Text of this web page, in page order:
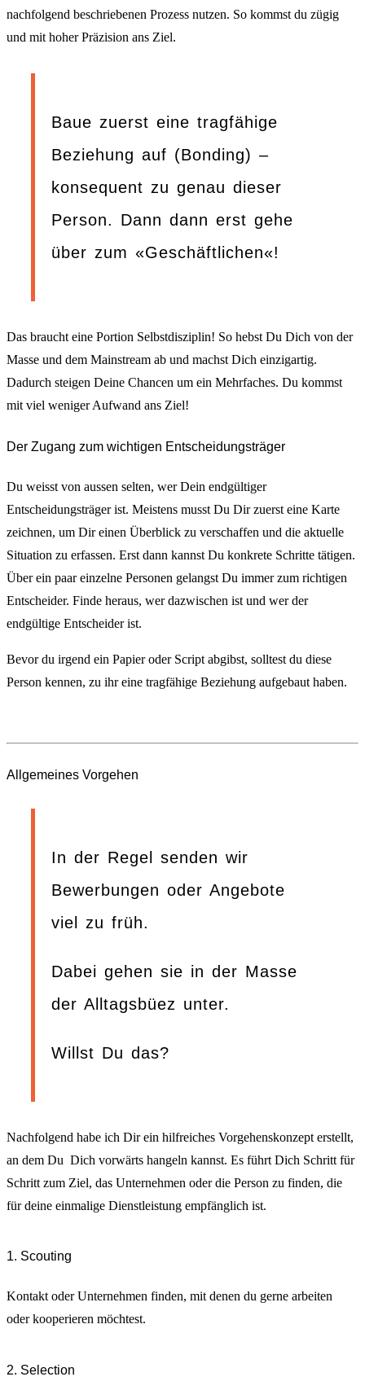
nachfolgend beschriebenen Prozess nutzen. So kommst du zügig
und mit hoher Präzision ans Ziel.
Baue zuerst eine tragfähige
Beziehung auf (Bonding) –
konsequent zu genau dieser
Person. Dann dann erst gehe
über zum «Geschäftlichen«!
Das braucht eine Portion Selbstdisziplin! So hebst Du Dich von der
Masse und dem Mainstream ab und machst Dich einzigartig.
Dadurch steigen Deine Chancen um ein Mehrfaches. Du kommst
mit viel weniger Aufwand ans Ziel!
Der Zugang zum wichtigen Entscheidungsträger
Du weisst von aussen selten, wer Dein endgültiger
Entscheidungsträger ist. Meistens musst Du Dir zuerst eine Karte
zeichnen, um Dir einen Überblick zu verschaffen und die aktuelle
Situation zu erfassen. Erst dann kannst Du konkrete Schritte tätigen.
Über ein paar einzelne Personen gelangst Du immer zum richtigen
Entscheider. Finde heraus, wer dazwischen ist und wer der
endgültige Entscheider ist.
Bevor du irgend ein Papier oder Script abgibst, solltest du diese
Person kennen, zu ihr eine tragfähige Beziehung aufgebaut haben.
Allgemeines Vorgehen
In der Regel senden wir
Bewerbungen oder Angebote
viel zu früh.
Dabei gehen sie in der Masse
der Alltagsbüez unter.
Willst Du das?
Nachfolgend habe ich Dir ein hilfreiches Vorgehenskonzept erstellt,
an dem Du Dich vorwärts hangeln kannst. Es führt Dich Schritt für
Schritt zum Ziel, das Unternehmen oder die Person zu finden, die
für deine einmalige Dienstleistung empfänglich ist.
1. Scouting
Kontakt oder Unternehmen finden, mit denen du gerne arbeiten
oder kooperieren möchtest.
2. Selection